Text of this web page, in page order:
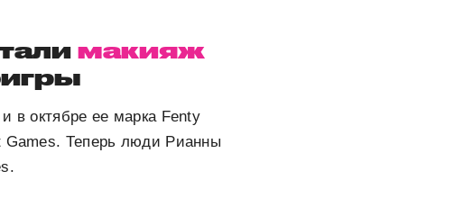
макияж
в октябре ее марка Fenty
Games. Теперь люди Рианны